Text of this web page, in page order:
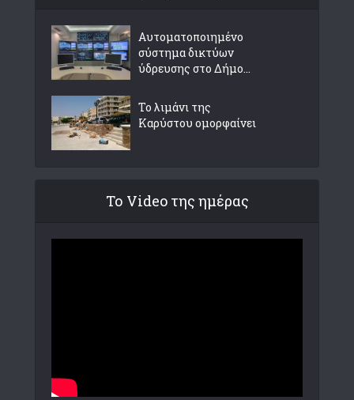
Αυτοματοποιημένο
σύστημα δικτύων
ύδρευσης στο Δήμο...
Το λιμάνι της
Καρύστου ομορφαίνει
Το Video της ημέρας